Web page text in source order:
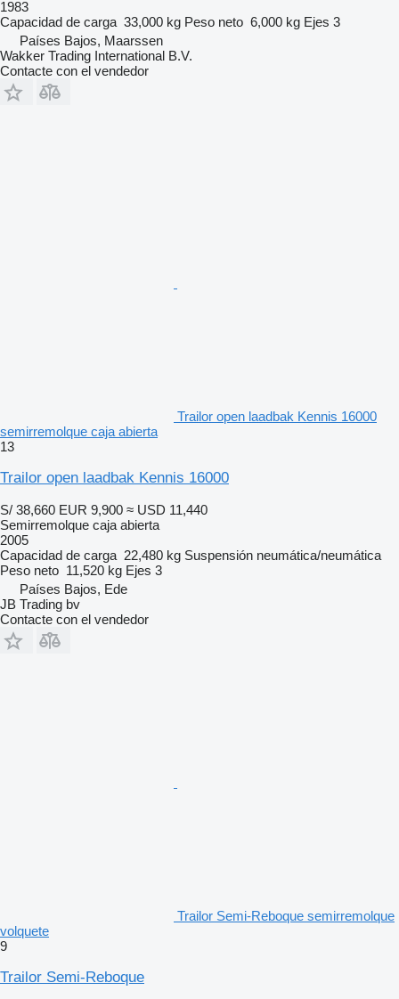
1983
Capacidad de carga 33,000 kg Peso neto 6,000 kg Ejes 3
Países Bajos, Maarssen
Wakker Trading International B.V.
Contacte con el vendedor
Trailor open laadbak Kennis 16000
semirremolque caja abierta
13
Trailor open laadbak Kennis 16000
S/ 38,660 EUR 9,900 ≈ USD 11,440
Semirremolque caja abierta
2005
Capacidad de carga 22,480 kg Suspensión neumática/neumática
Peso neto 11,520 kg Ejes 3
Países Bajos, Ede
JB Trading bv
Contacte con el vendedor
Trailor Semi-Reboque semirremolque
volquete
9
Trailor Semi-Reboque